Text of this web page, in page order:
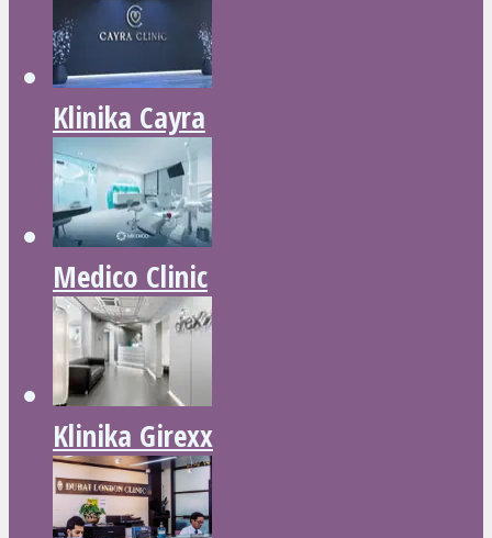
Klinika Cayra
Medico Clinic
Klinika Girexx